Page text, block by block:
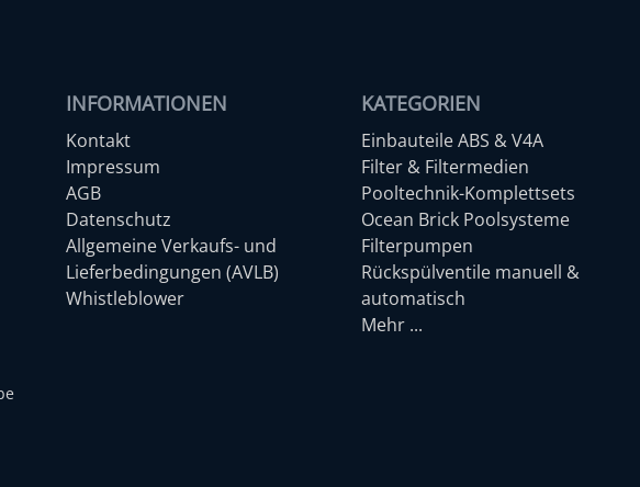
INFORMATIONEN
Kontakt
Impressum
AGB
Datenschutz
Allgemeine Verkaufs- und
Lieferbedingungen (AVLB)
Whistleblower
KATEGORIEN
Einbauteile ABS & V4A
Filter & Filtermedien
Pooltechnik-Komplettsets
Ocean Brick Poolsysteme
Filterpumpen
Rückspülventile manuell &
automatisch
Mehr ...